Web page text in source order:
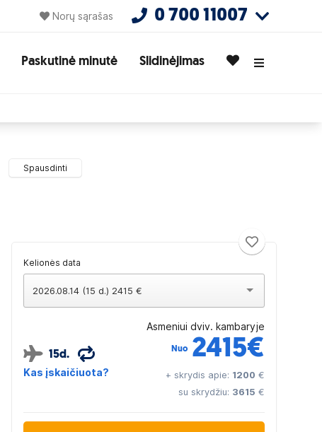
Norų sąrašas 0 700 11007
Paskutinė minutė Slidinėjimas
Spausdinti
Kelionės data
2026.08.14 (15 d.) 2415 €
Asmeniui dviv. kambaryje
15d.
Nuo 2415€
Kas įskaičiuota? + skrydis apie: 1200 €
su skrydžiu: 3615 €